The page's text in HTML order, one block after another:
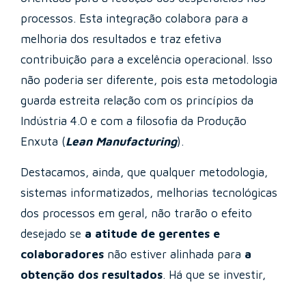
processos. Esta integração colabora para a
melhoria dos resultados e traz efetiva
contribuição para a excelência operacional. Isso
não poderia ser diferente, pois esta metodologia
guarda estreita relação com os princípios da
Indústria 4.0 e com a filosofia da Produção
Enxuta (Lean Manufacturing).
Destacamos, ainda, que qualquer metodologia,
sistemas informatizados, melhorias tecnológicas
dos processos em geral, não trarão o efeito
desejado se a atitude de gerentes e
colaboradores não estiver alinhada para a
obtenção dos resultados. Há que se investir,